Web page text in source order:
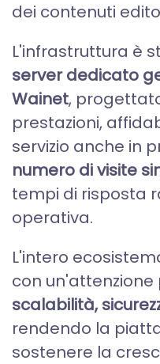
dei contenuti
L'infrastruttura è
server dedicato
Wainet,
prestazioni,
servizio anche in
numero di visite
tempi di risposta
operativa.
L'intero
con
scalabilità,
rendendo la
sostenere la